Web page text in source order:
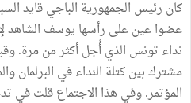
عضوا عين على رأسها يوسف الشاهد
نداء تونس الذي أُجل أكثر من مرة.
مشترك بين كتلة النداء في البرلمان
المؤتمر. وفي هذا الاجتماع قلت